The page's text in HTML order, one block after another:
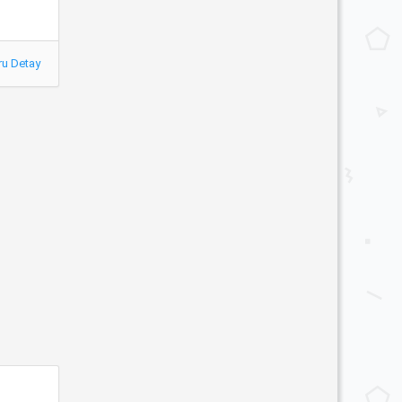
Detay